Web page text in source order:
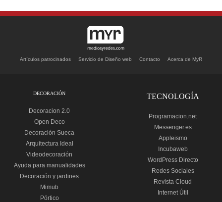
Artículos patrocinados Servicio de Diseño web Contacto Acerca de MyR
DECORACIÓN
Decoracion 2.0
Open Deco
Decoración Sueca
Arquitectura Ideal
Videodecoración
Ayuda para manualidades
Decoración y jardines
Mimub
Pórtico
TECNOLOGÍA
Programacion.net
Messenger.es
Appleismo
Incubaweb
WordPress Directo
Redes Sociales
Revista Cloud
Internet Útil